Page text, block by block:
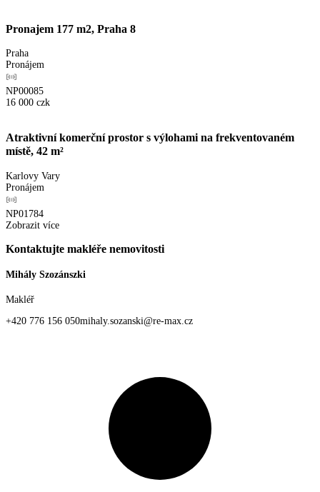
Pronajem 177 m2, Praha 8
Praha
Pronájem
NP00085
16 000 czk
Atraktivní komerční prostor s výlohami na frekventovaném
místě, 42 m²
Karlovy Vary
Pronájem
NP01784
Zobrazit více
Kontaktujte makléře nemovitosti
Mihály Szozánszki
Makléř
+420 776 156 050mihaly.sozanski@re-max.cz